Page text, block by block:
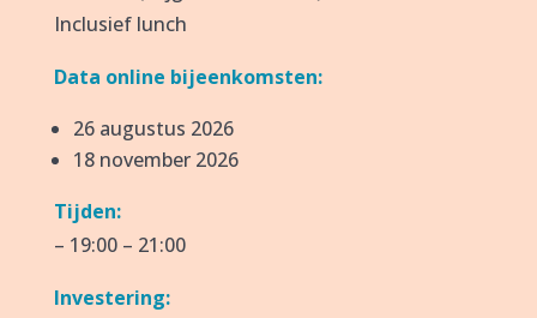
Inclusief lunch
Data online bijeenkomsten:
26 augustus 2026
18 november 2026
Tijden:
– 19:00 – 21:00
Investering: